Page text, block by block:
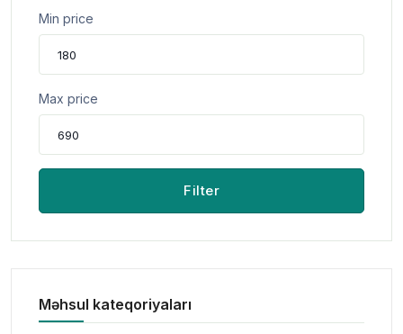
Min price
Max price
Filter
Məhsul kateqoriyaları